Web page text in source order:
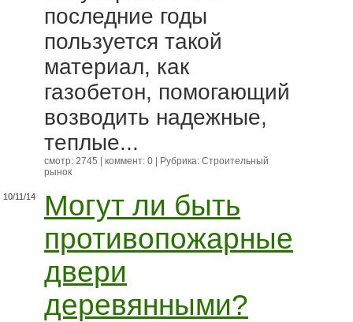
последние годы
пользуется такой
материал, как
газобетон, помогающий
возводить надежные,
теплые...
смотр: 2745 | коммент: 0 | Рубрика: Строительный
рынок
10/11/14
Могут ли быть
противопожарные
двери
деревянными?